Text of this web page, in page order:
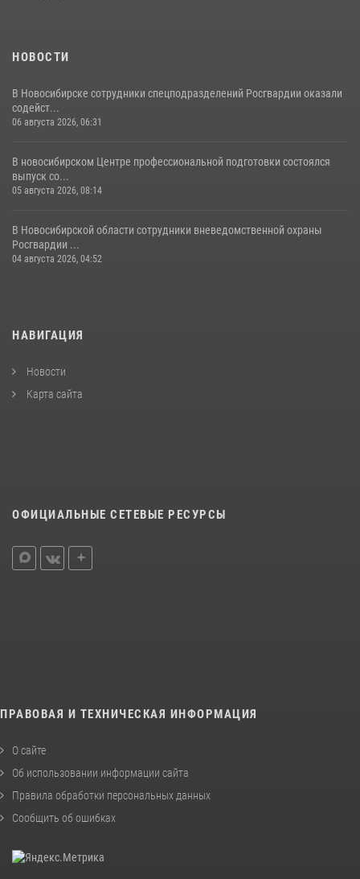
НОВОСТИ
В Новосибирске сотрудники спецподразделений Росгвардии оказали
содейст...
06 августа 2026, 06:31
В новосибирском Центре профессиональной подготовки состоялся
выпуск со...
05 августа 2026, 08:14
В Новосибирской области сотрудники вневедомственной охраны
Росгвардии ...
04 августа 2026, 04:52
НАВИГАЦИЯ
Новости
Карта сайта
ОФИЦИАЛЬНЫЕ СЕТЕВЫЕ РЕСУРСЫ
ПРАВОВАЯ И ТЕХНИЧЕСКАЯ ИНФОРМАЦИЯ
О сайте
Об использовании информации сайта
Правила обработки персональных данных
Сообщить об ошибках